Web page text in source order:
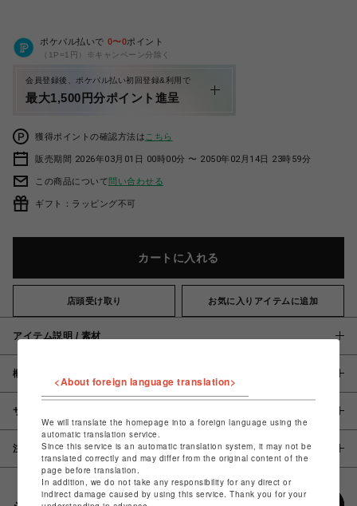
ポケパル払いで 0〜0ポイント
（1P=1円）※キャンペーン分除く
会員登録後、ポケパル払い初回登録&利用で
最大1,500円分ポイント進呈
獲得ポイントの確認方法は こちら
販売期間 2026年03月01日 00時00分 〜 2050年02月14日 23時59分
この商品について問い合わせる
ギフト：ラッピング不可
カートに入れる
店頭受け取り お気に入りアイテムに追加
アイテム説明 / 素材
概要
サイズ
注意事項
<About foreign language translation>
We will translate the homepage into a foreign language using the
automatic translation service.
Since this service is an automatic translation system, it may not be
translated correctly and may differ from the original content of the
page before translation.
In addition, we do not take any responsibility for any direct or
indirect damage caused by using this service. Thank you for your